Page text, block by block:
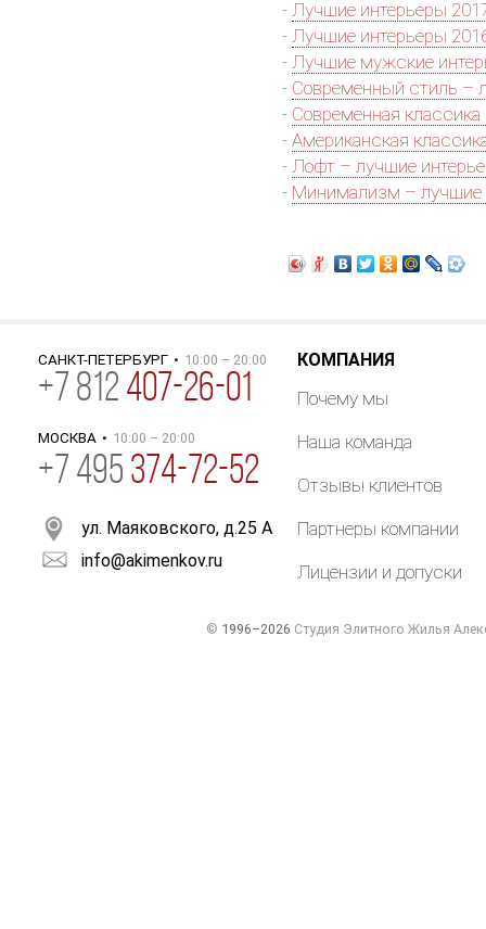
- Лучшие интерьеры
- Лучшие интерьеры
- Лучшие мужские
- Современный стиль –
- Современная
- Американская
- Лофт – лучшие
- Минимализм – лучшие
САНКТ-ПЕТЕРБУРГ • 10:00 – 20:00
+7 812 407-26-01
МОСКВА • 10:00 – 20:00
+7 495 374-72-52
ул. Маяковского, д.25 А
info@akimenkov.ru
КОМПАНИЯ
Почему мы
Наша команда
Отзывы клиентов
Партнеры компании
Лицензии и допуски
© 1996–2026 Студия Элитного Жилья